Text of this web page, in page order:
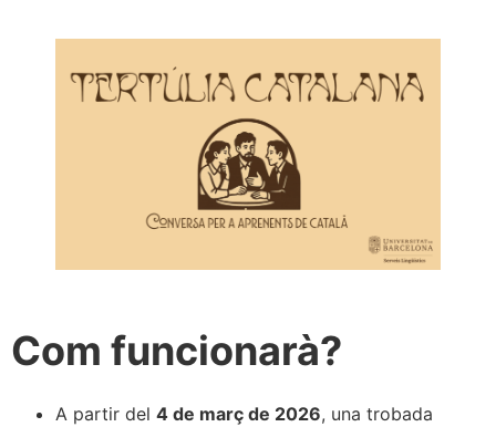
Com funcionarà?
A partir del 4 de març de 2026, una trobada